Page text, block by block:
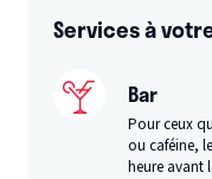
Services à
Bar
Pour ceux
ou caféine,
heure avant